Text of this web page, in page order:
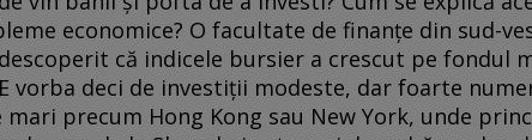
economice? O facultate de finanţe din sud-
că indicele bursier a crescut pe fondul
vorba deci de investiţii modeste, dar foarte
precum Hong Kong sau New York, unde